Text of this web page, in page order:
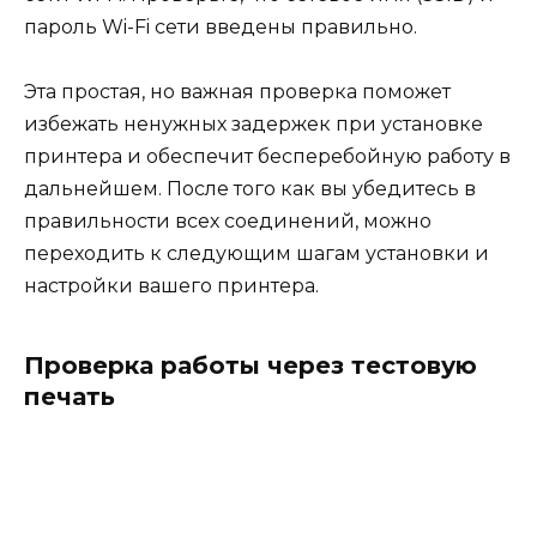
пароль Wi-Fi сети введены правильно.
Эта простая, но важная проверка поможет
избежать ненужных задержек при установке
принтера и обеспечит бесперебойную работу в
дальнейшем. После того как вы убедитесь в
правильности всех соединений, можно
переходить к следующим шагам установки и
настройки вашего принтера.
Проверка работы через тестовую
печать